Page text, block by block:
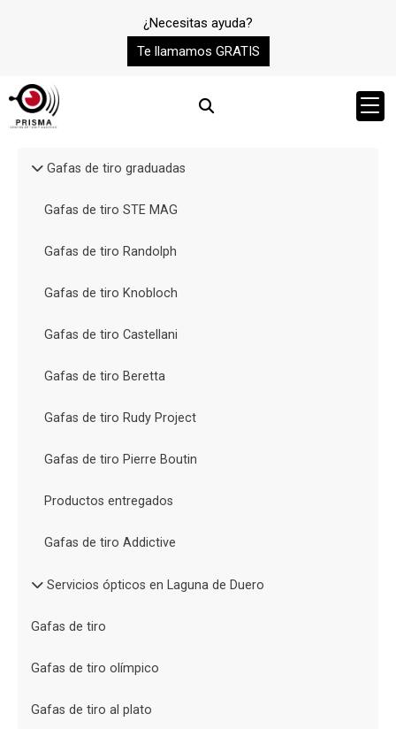
¿Necesitas ayuda?
Te llamamos GRATIS
Gafas de tiro graduadas
Gafas de tiro STE MAG
Gafas de tiro Randolph
Gafas de tiro Knobloch
Gafas de tiro Castellani
Gafas de tiro Beretta
Gafas de tiro Rudy Project
Gafas de tiro Pierre Boutin
Productos entregados
Gafas de tiro Addictive
Servicios ópticos en Laguna de Duero
Gafas de tiro
Gafas de tiro olímpico
Gafas de tiro al plato